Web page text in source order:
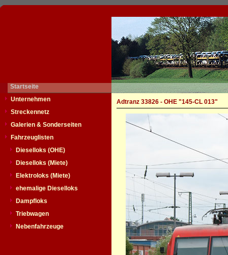
Startseite
Unternehmen
Streckennetz
Galerien & Sonderseiten
Fahrzeuglisten
Dieselloks (OHE)
Dieselloks (Miete)
Elektroloks (Miete)
ehemalige Dieselloks
Dampfloks
Triebwagen
Nebenfahrzeuge
Adtranz 33826 - OHE "145-CL 013"